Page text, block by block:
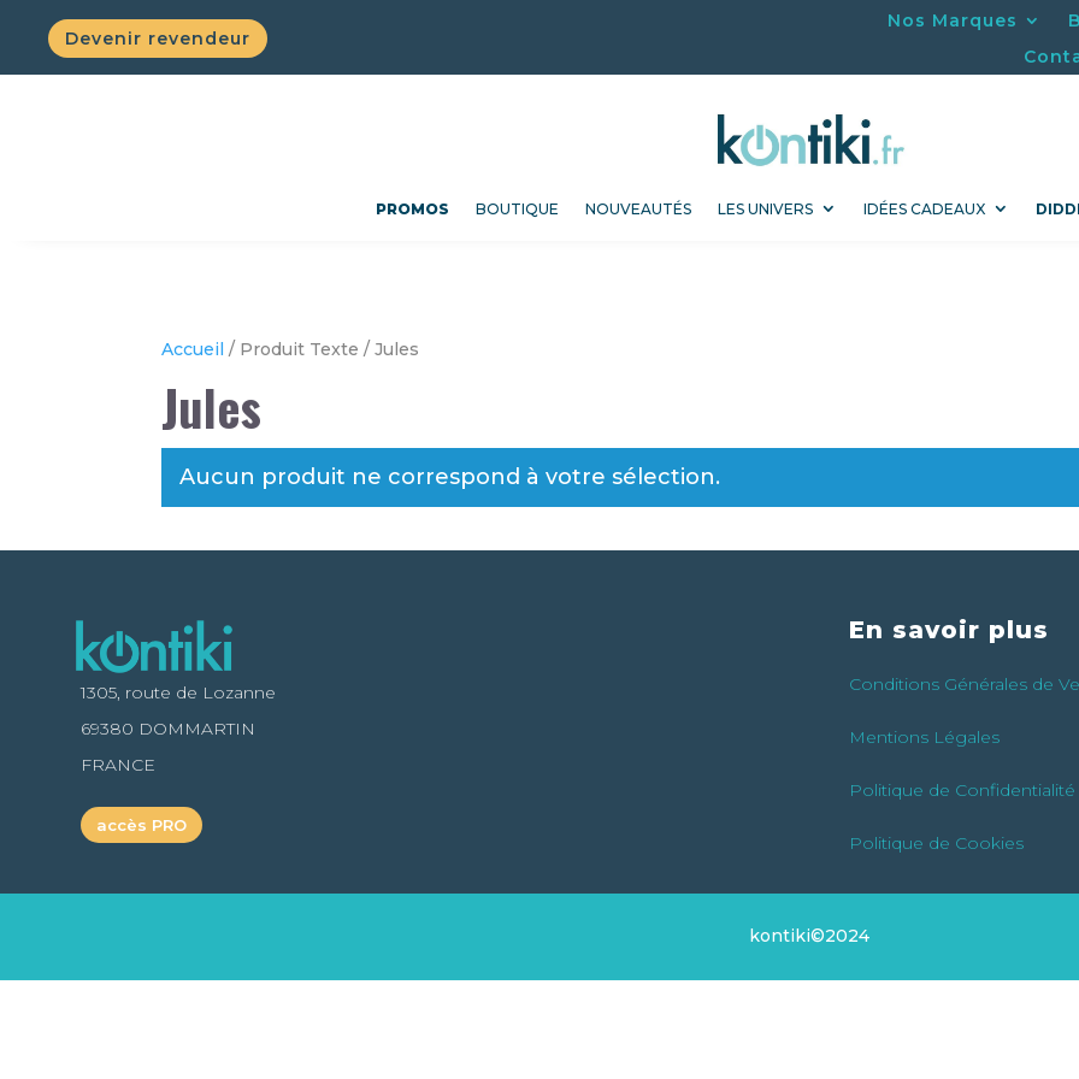
Devenir revendeur
Nos Marques
PROMOS BOUTIQUE NOUVEAUTÉS LES UNIVERS IDÉES CADEAUX
Accueil / Produit Texte / Jules
Jules
Aucun produit ne correspond à votre sélection.
1305, route de Lozanne
69380 DOMMARTIN
FRANCE
accès PRO
En savoir plus
Conditions Générales de
Mentions Légales
Politique de Confidentialité
Politique de Cookies
kontiki©2024